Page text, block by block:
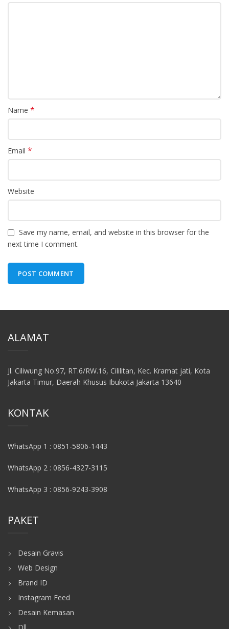
Name *
Email *
Website
Save my name, email, and website in this browser for the
next time I comment.
ALAMAT
Jl. Ciliwung No.97, RT.6/RW.16, Cililitan, Kec. Kramat jati, Kota
Jakarta Timur, Daerah Khusus Ibukota Jakarta 13640
KONTAK
WhatsApp 1 : 0851-5806-1443
WhatsApp 2 : 0856-4327-3115
WhatsApp 3 : 0856-9243-3908
PAKET
Desain Gravis
Web Design
Brand ID
Instagram Feed
Desain Kemasan